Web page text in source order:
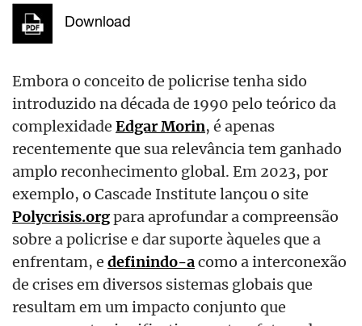
Download
Embora o conceito de policrise tenha sido
introduzido na década de 1990 pelo teórico da
complexidade Edgar Morin, é apenas
recentemente que sua relevância tem ganhado
amplo reconhecimento global. Em 2023, por
exemplo, o Cascade Institute lançou o site
Polycrisis.orgpara aprofundar a compreensão
sobre a policrise e dar suporte àqueles que a
enfrentam, e definindo-acomo a interconexão
de crises em diversos sistemas globais que
resultam em um impacto conjunto que